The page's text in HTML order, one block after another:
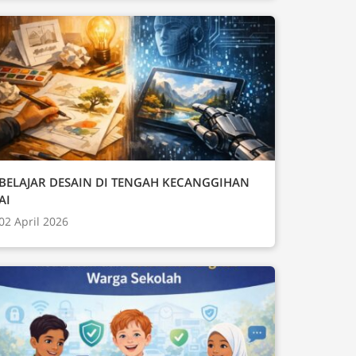
BELAJAR DESAIN DI TENGAH KECANGGIHAN
April 2026